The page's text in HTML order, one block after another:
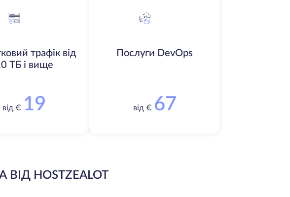
трафік від
ТБ і вище
від € 19
Послуги DevOps
від € 67
HOSTZEALOT